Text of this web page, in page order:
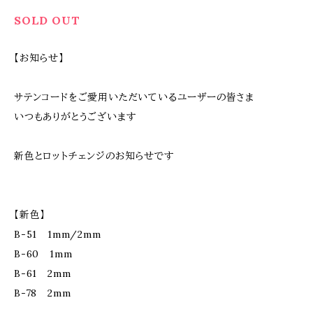
SOLD OUT
【お知らせ】
サテンコードをご愛用いただいているユーザーの皆さま
いつもありがとうございます
新色とロットチェンジのお知らせです
【新色】
B-51 1mm/2mm
B-60 1mm
B-61 2mm
B-78 2mm